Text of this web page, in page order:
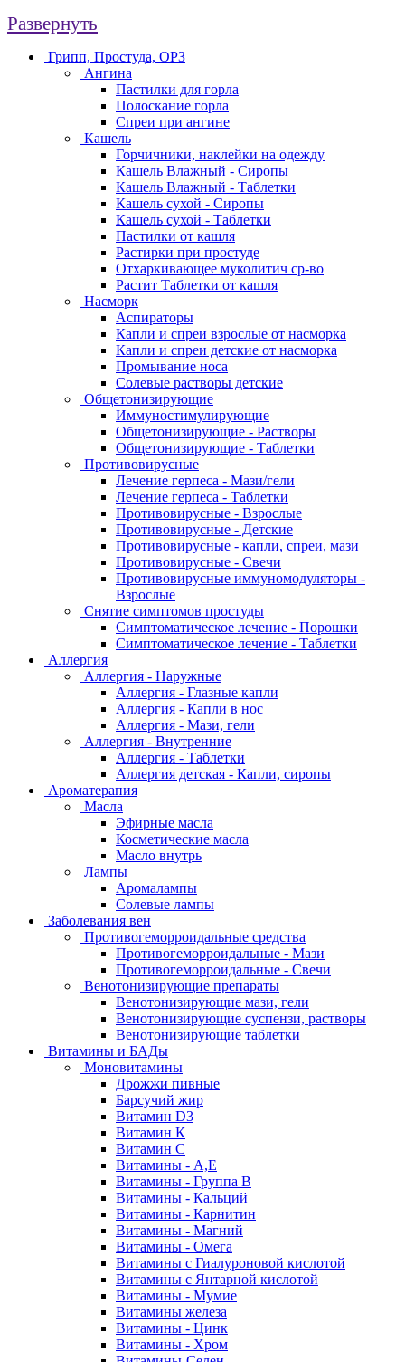
Развернуть
Грипп, Простуда, ОРЗ
Ангина
Пастилки для горла
Полоскание горла
Спреи при ангине
Кашель
Горчичники, наклейки на одежду
Кашель Влажный - Сиропы
Кашель Влажный - Таблетки
Кашель сухой - Сиропы
Кашель сухой - Таблетки
Пастилки от кашля
Растирки при простуде
Отхаркивающее муколитич ср-во
Растит Таблетки от кашля
Насморк
Аспираторы
Капли и спреи взрослые от насморка
Капли и спреи детские от насморка
Промывание носа
Солевые растворы детские
Общетонизирующие
Иммуностимулирующие
Общетонизирующие - Растворы
Общетонизирующие - Таблетки
Противовирусные
Лечение герпеса - Мази/гели
Лечение герпеса - Таблетки
Противовирусные - Взрослые
Противовирусные - Детские
Противовирусные - капли, спреи, мази
Противовирусные - Свечи
Противовирусные иммуномодуляторы -
Взрослые
Снятие симптомов простуды
Симптоматическое лечение - Порошки
Симптоматическое лечение - Таблетки
Аллергия
Аллергия - Наружные
Аллергия - Глазные капли
Аллергия - Капли в нос
Аллергия - Мази, гели
Аллергия - Внутренние
Аллергия - Таблетки
Аллергия детская - Капли, сиропы
Ароматерапия
Масла
Эфирные масла
Косметические масла
Масло внутрь
Лампы
Аромалампы
Солевые лампы
Заболевания вен
Противогеморроидальные средства
Противогеморроидальные - Мази
Противогеморроидальные - Свечи
Венотонизирующие препараты
Венотонизирующие мази, гели
Венотонизирующие суспензи, растворы
Венотонизирующие таблетки
Витамины и БАДы
Моновитамины
Дрожжи пивные
Барсучий жир
Витамин D3
Витамин К
Витамин С
Витамины - А,Е
Витамины - Группа В
Витамины - Кальций
Витамины - Карнитин
Витамины - Магний
Витамины - Омега
Витамины с Гиалуроновой кислотой
Витамины с Янтарной кислотой
Витамины - Мумие
Витамины железа
Витамины - Цинк
Витамины - Хром